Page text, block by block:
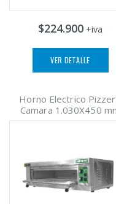
$224.900 +iva
VER DETALLE
Horno Electrico
Camara 1.030X450